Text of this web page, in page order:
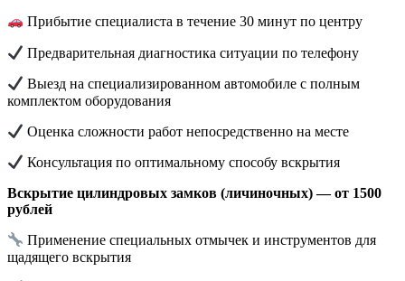
Прибытие специалиста в течение 30 минут по центру
Предварительная диагностика ситуации по телефону
Выезд на специализированном автомобиле с полным
комплектом оборудования
Оценка сложности работ непосредственно на месте
Консультация по оптимальному способу вскрытия
Вскрытие цилиндровых замков (личиночных) — от 1500
рублей
Применение специальных отмычек и инструментов для
щадящего вскрытия